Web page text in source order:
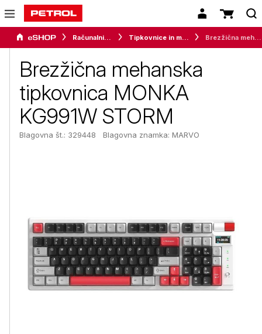
Računalništvo Tipkovnice in miške
Brezžična mehanska
tipkovnica MONKA
KG991W STORM
Blagovna št.: 329448 Blagovna znamka: MARVO